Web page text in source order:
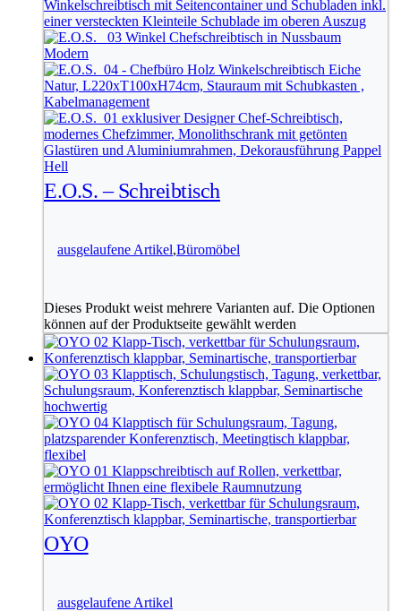
E.O.S. – Schreibtisch
ausgelaufene Artikel,Büromöbel
Dieses Produkt weist mehrere Varianten auf. Die Optionen
können auf der Produktseite gewählt werden
OYO
ausgelaufene Artikel